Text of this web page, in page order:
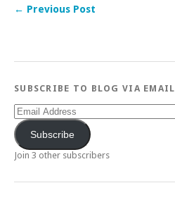
← Previous Post
SUBSCRIBE TO BLOG VIA EMAIL
Email
Address
Subscribe
Join 3 other subscribers